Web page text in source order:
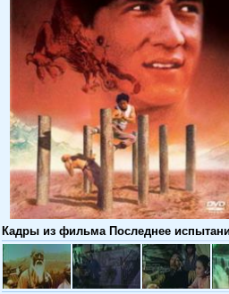
Кадры из фильма Последнее